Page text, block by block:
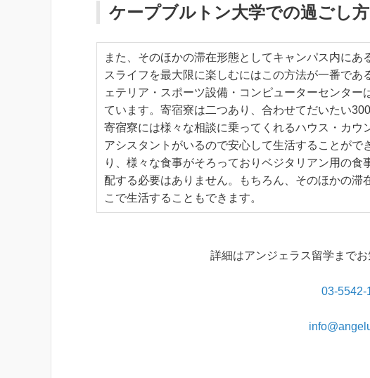
ケープブルトン大学での過ごし方
また、そのほかの滞在形態としてキャンパス内に
スライフを最大限に楽しむにはこの方法が一番で
ェテリア・スポーツ設備・コンピューターセンタ
ています。寄宿寮は二つあり、合わせてだいたい
寄宿寮には様々な相談に乗ってくれるハウス・カウ
アシスタントがいるので安心して生活することが
り、様々な食事がそろっておりベジタリアン用の
配する必要はありません。もちろん、そのほかの
こで生活することもできます。
詳細はアンジェラス留学までお
03-5542-